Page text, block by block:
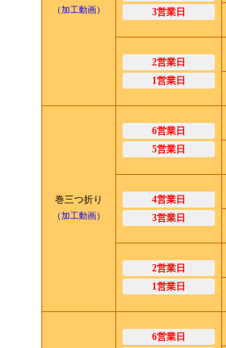
（加工動画）
3営業日
2営業日
1営業日
巻三つ折り
（加工動画）
6営業日
5営業日
4営業日
3営業日
2営業日
1営業日
6営業日